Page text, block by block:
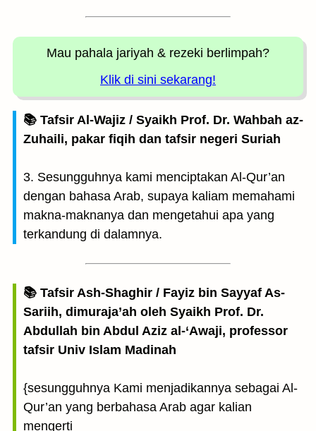
Mau pahala jariyah & rezeki berlimpah?
Klik di sini sekarang!
📚 Tafsir Al-Wajiz / Syaikh Prof. Dr. Wahbah az-
Zuhaili, pakar fiqih dan tafsir negeri Suriah
3. Sesungguhnya kami menciptakan Al-Qur’an
dengan bahasa Arab, supaya kaliam memahami
makna-maknanya dan mengetahui apa yang
terkandung di dalamnya.
📚 Tafsir Ash-Shaghir / Fayiz bin Sayyaf As-
Sariih, dimuraja’ah oleh Syaikh Prof. Dr.
Abdullah bin Abdul Aziz al-‘Awaji, professor
tafsir Univ Islam Madinah
{sesungguhnya Kami menjadikannya sebagai Al-
Qur’an yang berbahasa Arab agar kalian
mengerti